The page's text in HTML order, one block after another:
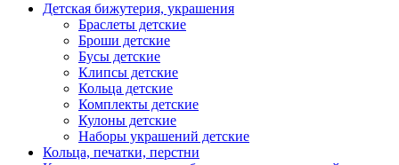
Детская бижутерия, украшения
Браслеты детские
Броши детские
Бусы детские
Клипсы детские
Кольца детские
Комплекты детские
Кулоны детские
Наборы украшений детские
Кольца, печатки, перстни